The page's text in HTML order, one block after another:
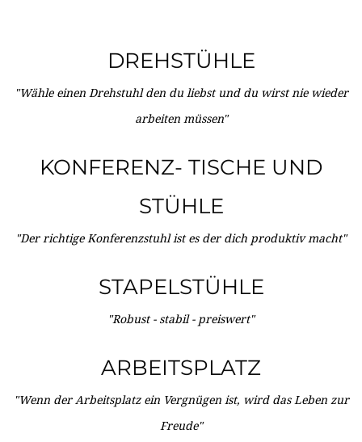
DREHSTÜHLE
"Wähle einen Drehstuhl den du liebst und du wirst nie wieder
arbeiten müssen"
KONFERENZ- TISCHE UND
STÜHLE
"Der richtige Konferenzstuhl ist es der dich produktiv macht"
STAPELSTÜHLE
"Robust - stabil - preiswert"
ARBEITSPLATZ
"Wenn der Arbeitsplatz ein Vergnügen ist, wird das Leben zur
Freude"